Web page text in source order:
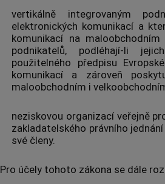
vertikálně integrovaným
elektronických komunikací a
komunikací na
podnikatelů, podléhají-li
použitelného předpisu
komunikací a zároveň
maloobchodním i
neziskovou organizacíveřejně
zakladatelského právního
své členy.
Pro účely tohoto zákona se dále